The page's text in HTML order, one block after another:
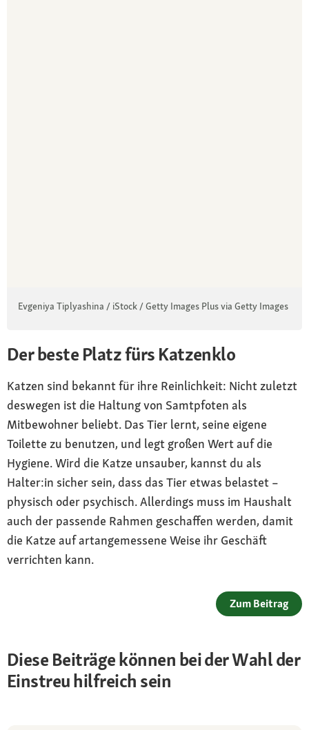
Evgeniya Tiplyashina / iStock / Getty Images Plus via Getty Images
Der beste Platz fürs Katzenklo
Katzen sind bekannt für ihre Reinlichkeit: Nicht zuletzt
deswegen ist die Haltung von Samtpfoten als
Mitbewohner beliebt. Das Tier lernt, seine eigene
Toilette zu benutzen, und legt großen Wert auf die
Hygiene. Wird die Katze unsauber, kannst du als
Halter:in sicher sein, dass das Tier etwas belastet –
physisch oder psychisch. Allerdings muss im Haushalt
auch der passende Rahmen geschaffen werden, damit
die Katze auf artangemessene Weise ihr Geschäft
verrichten kann.
Zum Beitrag
Diese Beiträge können bei der Wahl der
Einstreu hilfreich sein